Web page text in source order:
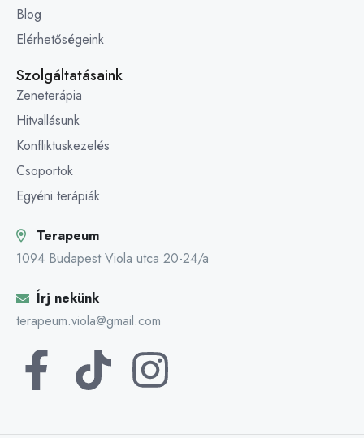
Blog
Elérhetőségeink
Szolgáltatásaink
Zeneterápia
Hitvallásunk
Konfliktuskezelés
Csoportok
Egyéni terápiák
Terapeum
1094 Budapest Viola utca 20-24/a
Írj nekünk
terapeum.viola@gmail.com